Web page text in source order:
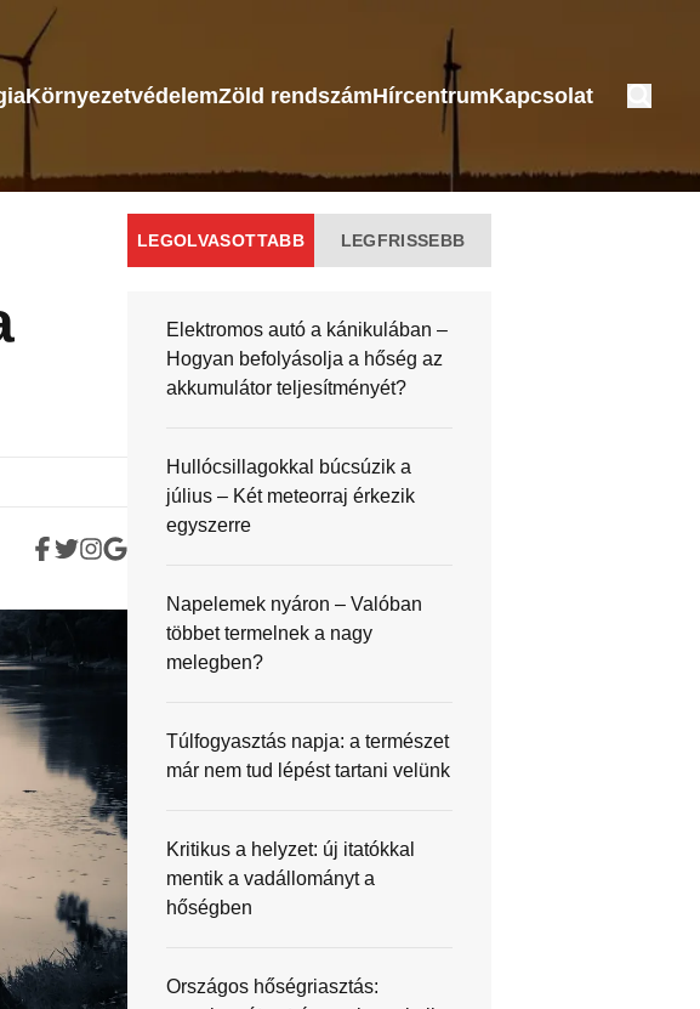
KörnyezetvédelemZöld rendszámHírcentrumKapcsolat
LEGOLVASOTTABB LEGFRISSEBB
Elektromos autó a kánikulában –
Hogyan befolyásolja a hőség az
akkumulátor teljesítményét?
Hullócsillagokkal búcsúzik a
július – Két meteorraj érkezik
egyszerre
Napelemek nyáron – Valóban
többet termelnek a nagy
melegben?
Túlfogyasztás napja: a természet
már nem tud lépést tartani velünk
Kritikus a helyzet: új itatókkal
mentik a vadállományt a
hőségben
Országos hőségriasztás: